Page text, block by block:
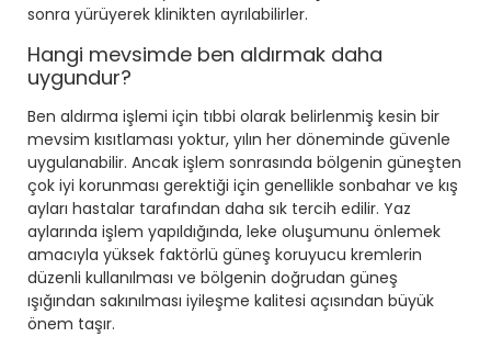
sonra yürüyerek klinikten ayrılabilirler.
Hangi mevsimde ben aldırmak daha
uygundur?
Ben aldırma işlemi için tıbbi olarak belirlenmiş kesin bir
mevsim kısıtlaması yoktur, yılın her döneminde güvenle
uygulanabilir. Ancak işlem sonrasında bölgenin güneşten
çok iyi korunması gerektiği için genellikle sonbahar ve kış
ayları hastalar tarafından daha sık tercih edilir. Yaz
aylarında işlem yapıldığında, leke oluşumunu önlemek
amacıyla yüksek faktörlü güneş koruyucu kremlerin
düzenli kullanılması ve bölgenin doğrudan güneş
ışığından sakınılması iyileşme kalitesi açısından büyük
önem taşır.